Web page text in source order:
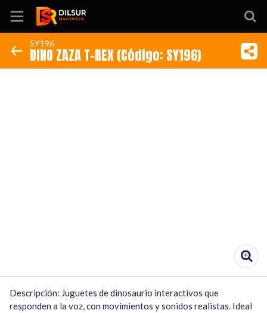
Inicio
SY196
DINO ZAZA T-REX (Código: SY196)
Descripción: Juguetes de dinosaurio interactivos que
responden a la voz, con movimientos y sonidos realistas. Ideal